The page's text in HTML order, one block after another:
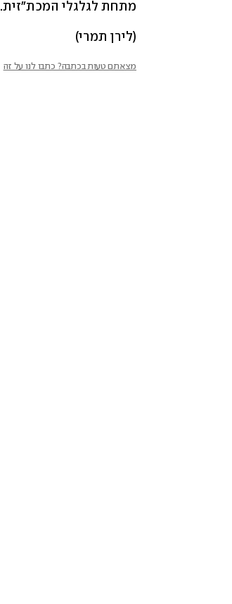
מתחת לגלגלי המכת"זית.
(לירן תמרי)
מצאתם טעות בכתבה? כתבו לנו על זה